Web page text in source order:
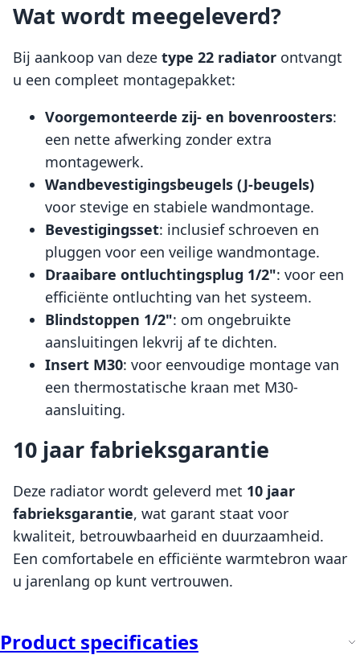
Wat wordt meegeleverd?
Bij aankoop van deze type 22 radiator ontvangt
u een compleet montagepakket:
Voorgemonteerde zij- en bovenroosters:
een nette afwerking zonder extra
montagewerk.
Wandbevestigingsbeugels (J-beugels)
voor stevige en stabiele wandmontage.
Bevestigingsset: inclusief schroeven en
pluggen voor een veilige wandmontage.
Draaibare ontluchtingsplug 1/2": voor een
efficiënte ontluchting van het systeem.
Blindstoppen 1/2": om ongebruikte
aansluitingen lekvrij af te dichten.
Insert M30: voor eenvoudige montage van
een thermostatische kraan met M30-
aansluiting.
10 jaar fabrieksgarantie
Deze radiator wordt geleverd met 10 jaar
fabrieksgarantie, wat garant staat voor
kwaliteit, betrouwbaarheid en duurzaamheid.
Een comfortabele en efficiënte warmtebron waar
u jarenlang op kunt vertrouwen.
Product specificaties